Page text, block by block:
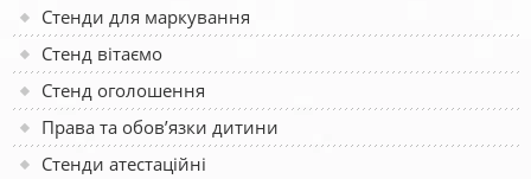
Стенди для маркування
Стенд вітаємо
Стенд оголошення
Права та обов’язки дитини
Стенди атестаційні